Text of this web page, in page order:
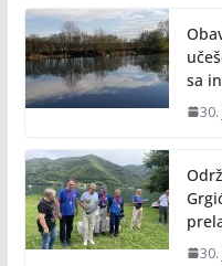
o
k
sa
30.
30.